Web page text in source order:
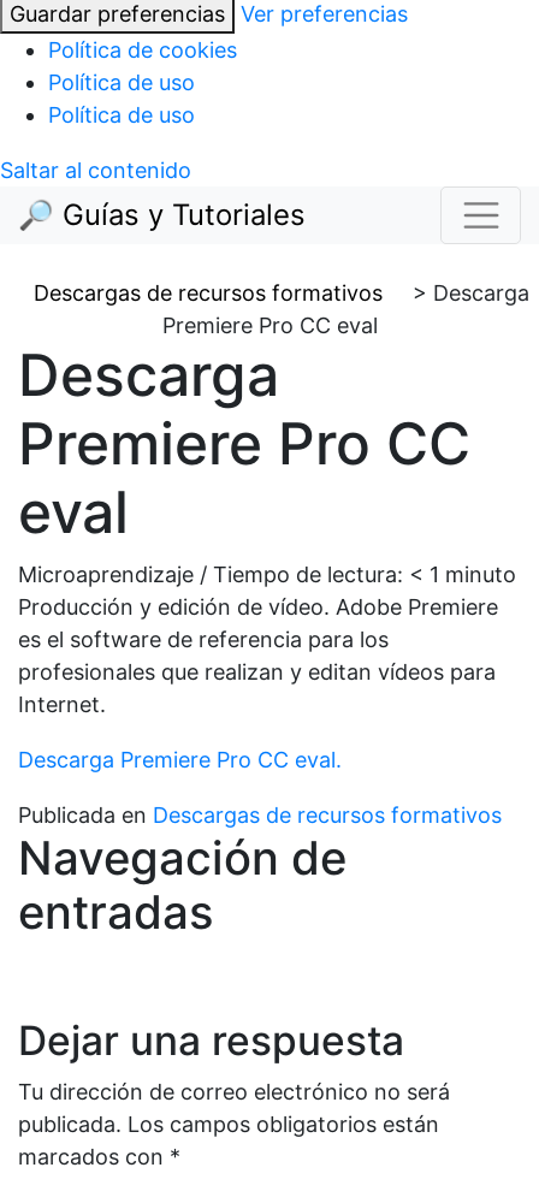
Guardar preferencias
Ver preferencias
Política de cookies
Política de uso
Política de uso
Saltar al contenido
🔎 Guías y Tutoriales
Descargas de recursos formativos > Descarga
Premiere Pro CC eval
Descarga
Premiere Pro CC
eval
Microaprendizaje / Tiempo de lectura: < 1 minuto
Producción y edición de vídeo. Adobe Premiere
es el software de referencia para los
profesionales que realizan y editan vídeos para
Internet.
Descarga Premiere Pro CC eval.
Publicada en Descargas de recursos formativos
Navegación de
entradas
Dejar una respuesta
Tu dirección de correo electrónico no será
publicada. Los campos obligatorios están
marcados con *